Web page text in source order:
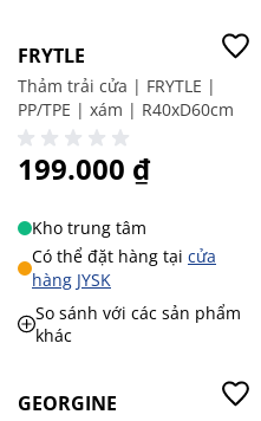
FRYTLE
Thảm trải cửa | FRYTLE |
PP/TPE | xám | R40xD60cm
199.000 ₫
Kho trung tâm
Có thể đặt hàng tại cửa
hàng JYSK
So sánh với các sản phẩm
khác
GEORGINE